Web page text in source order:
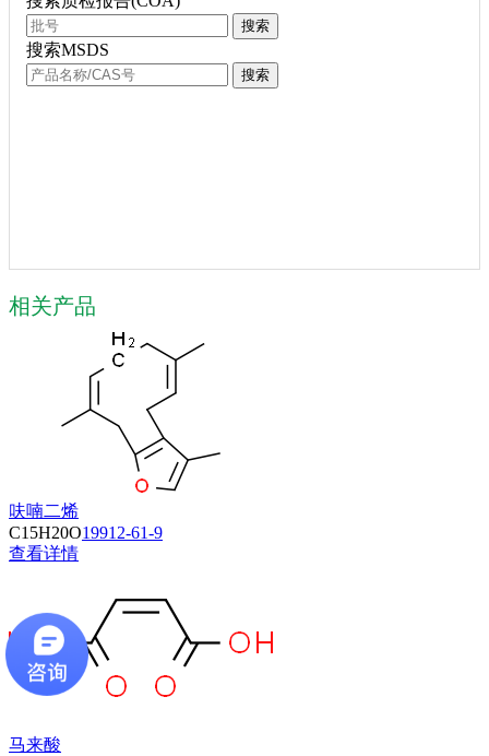
搜索
搜索MSDS
搜索
相关产品
呋喃二烯
C15H20O19912-61-9
查看详情
马来酸